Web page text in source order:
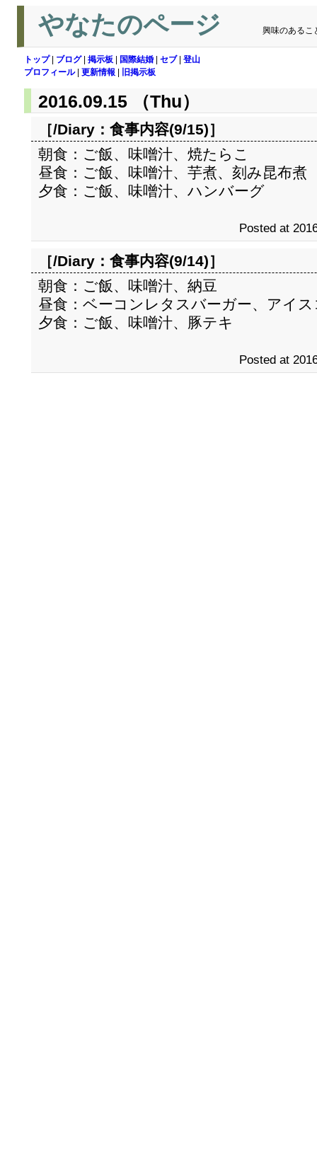
やなたのページ 興味のあるこ
トップ| ブログ| 掲示板 国際結婚 セブ| 登山
プロフィール| 更新情報 旧掲示板
2016.09.15 （Thu）
［/Diary： 食事内容(9/15)］
朝食：ご飯、味噌汁、焼たらこ
昼食：ご飯、味噌汁、芋煮、刻み昆布煮
夕食：ご飯、味噌汁、ハンバーグ
Posted at
［/Diary： 食事内容(9/14)］
朝食：ご飯、味噌汁、納豆
昼食：ベーコンレタスバーガー、アイ
夕食：ご飯、味噌汁、豚テキ
Posted at